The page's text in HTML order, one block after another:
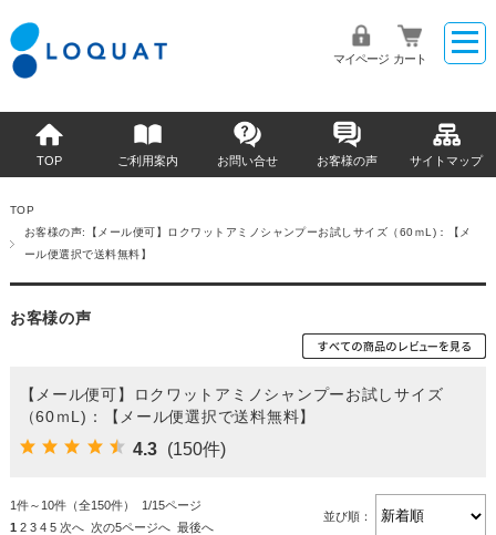
マイページ カート
TOP ご利用案内 お問い合せ お客様の声 サイトマップ
TOP
お客様の声:【メール便可】ロクワットアミノシャンプーお試しサイズ（60ｍL)：【メ
ール便選択で送料無料】
お客様の声
【メール便可】ロクワットアミノシャンプーお試しサイズ
（60ｍL)：【メール便選択で送料無料】
4.3 (150件)
1件～10件（全150件） 1/15ページ
1 2 3 4 5 次へ 次の5ページへ 最後へ
並び順：